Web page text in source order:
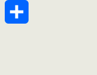
Telegram